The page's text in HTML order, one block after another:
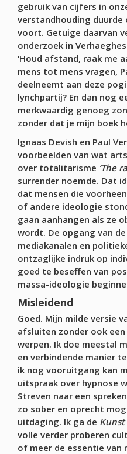
gebruik van cijfers in
verstandhouding
voort. Getuige daarvan
onderzoek in
‘Houd afstand, raak me
mens tot mens vragen,
deelneemt aan deze
lynchpartij? En dan nog
merkwaardig genoeg
zonder dat je mijn boek
Ignaas Devish en Paul
voorbeelden van wat
over totalitarisme ‘The
surrender noemde. Dat
dat mensen die
of andere ideologie
gaan aanhangen als ze
wordt. De opgang van
mediakanalen en
ontzaglijke indruk op
goed te beseffen van
massa-ideologie
Misleidend
Goed. Mijn milde versie
afsluiten zonder ook
werpen. Ik doe meestal
en verbindende manier
ik nog vooruitgang kan
uitspraak over hypnose
Streven naar een
zo sober en oprecht
uitdaging. Ik ga de Kunst
volle verder proberen
of meer de essentie van